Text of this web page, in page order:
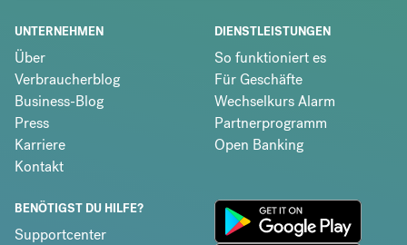
UNTERNEHMEN
Über
Verbraucherblog
Business-Blog
Press
Karriere
Kontakt
DIENSTLEISTUNGEN
So funktioniert es
Für Geschäfte
Wechselkurs Alarm
Partnerprogramm
Open Banking
BENÖTIGST DU HILFE?
Supportcenter